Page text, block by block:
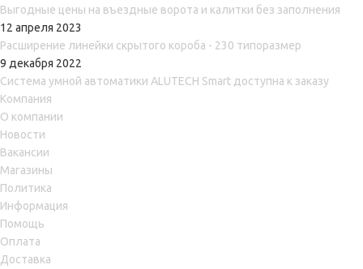
Выгодные цены на въездные ворота и калитки без заполнения
12 апреля 2023
Расширение линейки скрытого короба - 230 типоразмер
9 декабря 2022
Система умной автоматики ALUTECH Smart доступна к заказу
Компания
О компании
Новости
Вакансии
Магазины
Политика
Информация
Помощь
Оплата
Доставка